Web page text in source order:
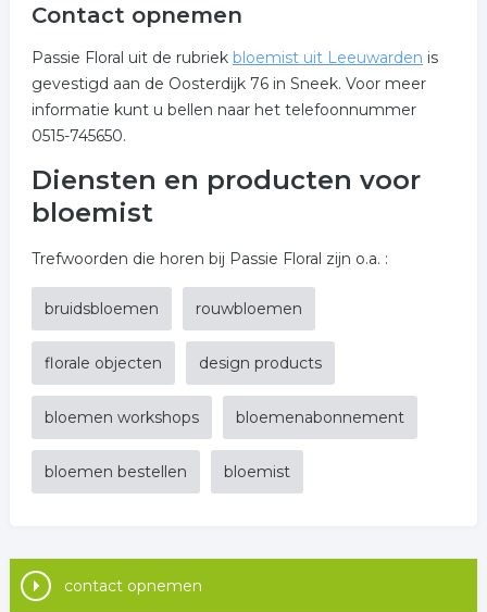
Contact opnemen
Passie Floral uit de rubriek bloemist uit Leeuwarden is
gevestigd aan de Oosterdijk 76 in Sneek. Voor meer
informatie kunt u bellen naar het telefoonnummer
0515-745650.
Diensten en producten voor
bloemist
Trefwoorden die horen bij Passie Floral zijn o.a. :
bruidsbloemen rouwbloemen
florale objecten design products
bloemen workshops bloemenabonnement
bloemen bestellen bloemist
contact opnemen